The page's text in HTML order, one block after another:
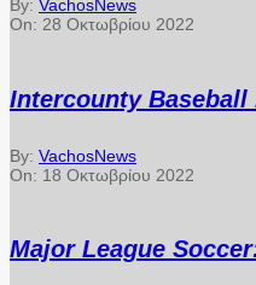
By: VachosNews
On: 28 Οκτωβρίου 2022
Intercounty Baseball
By: VachosNews
On: 18 Οκτωβρίου 2022
Major League